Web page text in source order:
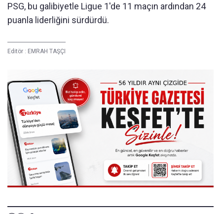
PSG, bu galibiyetle Ligue 1'de 11 maçın ardından 24
puanla liderliğini sürdürdü.
Editör : EMRAH TAŞÇI